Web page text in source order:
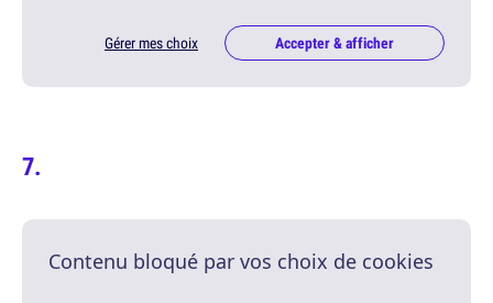
Gérer mes choix Accepter & afficher
Contenu bloqué par vos choix de cookies